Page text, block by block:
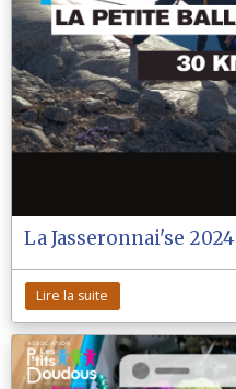
La Jasseronnai'se 2024
Lire la suite